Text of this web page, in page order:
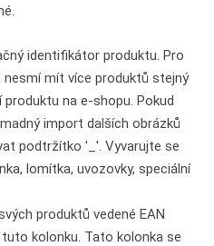
identifikátor produktu. Pro
mít více produktů stejný
na e-shopu. Pokud
import dalších obrázků
podtržítko '_'. Vyvarujte se
lomítka, uvozovky, speciální
produktů vedené EAN
kolonku. Tato kolonka se